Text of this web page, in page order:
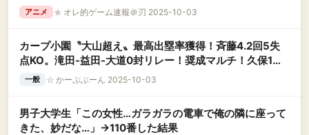
イチ』5巻『サカモトデイズ』24巻『サンキューピッチ』
3巻など発売！
アニメ ★ オレ的ゲーム速報＠刃 2025-10-03
カープ小園〝大山超え〟最高出塁率獲得！斉藤4.2回5失
点KO。滝田-益田-大道0封リレー！奨成マルチ！久保1安
打！反撃は矢野タイムリーのみ【広島1-6ヤクルト/試合結
一般 ☆ かーぷぶーん 2025-10-03
男子大学生「この女性…ガラガラの電車で俺の隣に座って
きた、妙だな…」→110番した結果